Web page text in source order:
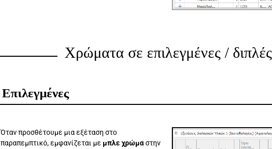
Χρώματα σε επιλεγμένες / διπλές
Επιλεγμένες
Όταν προσθέτουμε μια εξέταση στο
παραπεμπτικό, εμφανίζεται με μπλε χρώμαστην